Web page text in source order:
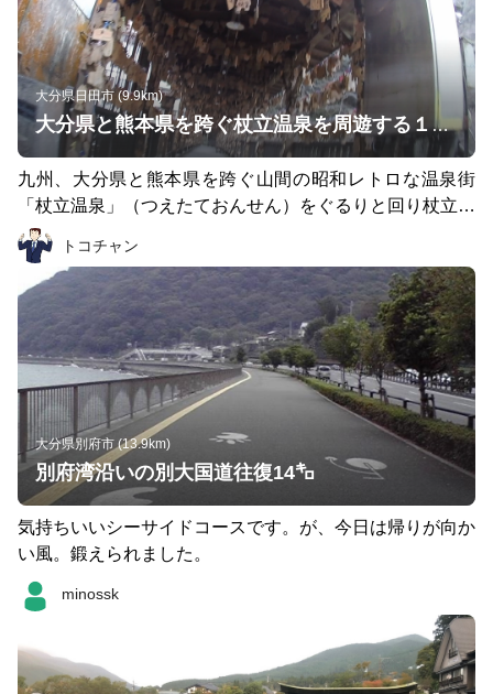
の豆知識やイラストを楽しみながら走れます。 ②1.5〜4.3
km 境川沿を約3km、ひたすら登ります。時折階段があっ
たり石段を飛び越えたりします。虫が飛んでいたり蛇がい
たりするので注意。開けた箇所では鶴見岳や別府湾が見え
気持ちいいです。日陰ははとんどありません。 ③4.3〜4.9
km 南立石公園。ようやく日陰が。石垣原合戦の説明看板
や、春はしだれ桜が楽しめます。 ④4.9〜6.7km 住宅街を
通り山への入り口を目指します。途中めっちゃ旧な階段が
あって気力を削られますが、地域の温泉や湯けむりが楽し
めるディープなコースです。硫黄臭もするので別府温泉を
感じられます。途中高速道路の上を通過しますが、そこか
らの景色は絶景。 ⑤6.7〜9.2km そのまま折り返しでもい
いのですが、帰りは杉の井ホテルの前を通るルートを走り
ます。夜はイルミネーションが半端ないです。 ⑥9.2〜fini
sh 県道52号に出たら、グローバルタワー、ビーコンプラ
ザ、別府公園を通り別府駅へ向かいます。別府公園の向か
いにスタバがありますので、ラン後いっぱい飲むのもアリ
です。
大分県日田市 (9.9km)
大分県と熊本県を跨ぐ杖立温泉を周遊する１０キロのランニングコース
九州、大分県と熊本県を跨ぐ山間の昭和レトロな温泉街
「杖立温泉」（つえたておんせん）をぐるりと回り杖立川
沿いの渓谷を眺め折り返す１０キロのランニングコースで
す。 杖立温泉は、１８００年の歴史のある温泉で、弘法
大師が訪れた時の由来にその名が付いているようです。狭
い温泉街の通りを抜け「もみじ橋」を渡り温泉の湯煙りを
潜りながら温泉街をぐるりと回り杖立川沿いの車道を通り
杖立大橋、杖立公園を折り返し温泉街に戻ります。 もみ
じ橋には、恋愛の願掛けをした「絵鯉」と呼ばれる絵馬が
所狭しと掲げられ、その独特な温泉街の風情を盛り上げま
す。「脊戸屋」と言われる細くて狭い路地をめぐるツアー
も人気があるようです。春には、川面を彩る大量の鯉のぼ
りが吊るされる「鯉のぼり祭り」が圧巻で、日本の鯉のぼ
り祭りの発祥の地だそうです。 温泉の泉質は、弱食塩
泉でメタケイ酸を多く含む保湿効果の高い美肌の湯で女性
トコチャン
大分県別府市 (13.9km)
別府湾沿いの別大国道往復14㌔
気持ちいいシーサイドコースです。が、今日は帰りが向か
い風。鍛えられました。
minossk